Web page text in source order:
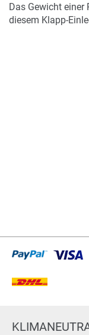
Das Gewicht einer
diesem Klapp-